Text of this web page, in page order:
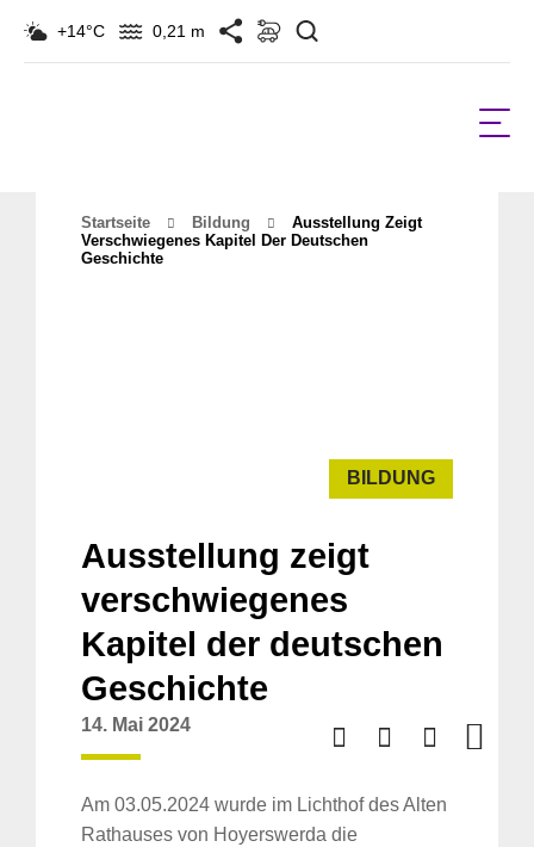
+14°C 0,21 m
Startseite Bildung
Ausstellung Zeigt
Verschwiegenes Kapitel Der Deutschen
Geschichte
BILDUNG
Ausstellung zeigt
verschwiegenes
Kapitel der deutschen
Geschichte
14. Mai 2024
Am 03.05.2024 wurde im Lichthof des Alten
Rathauses von Hoyerswerda die